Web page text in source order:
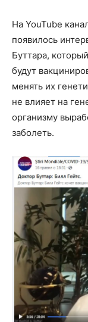
На YouTube
появилось
Буттара,
будут
менять их
не влияет на
организму
заболеть.